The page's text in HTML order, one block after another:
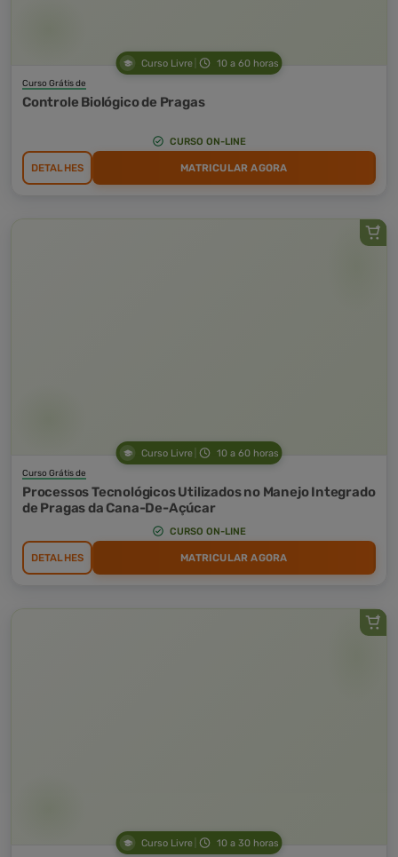
Curso Livre 10 a 60 horas
Curso Grátis de
Controle Biológico de Pragas
CURSO ON-LINE
DETALHES MATRICULAR AGORA
Curso Livre 10 a 60 horas
Curso Grátis de
Processos Tecnológicos Utilizados no Manejo Integrado
de Pragas da Cana-De-Açúcar
CURSO ON-LINE
DETALHES MATRICULAR AGORA
Curso Livre 10 a 30 horas